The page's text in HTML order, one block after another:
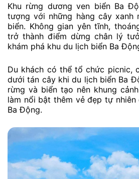
Khu rừng dương ven biển Ba
tượng với những hàng cây
biển. Không gian yên tĩnh,
trở thành điểm dừng chân lý
khám phá khu du lịch biển Ba
Du khách có thể tổ chức picnic,
dưới tán cây khi du lịch biển Ba
rừng và biển tạo nên khung
làm nổi bật thêm vẻ đẹp tự
Ba Động.